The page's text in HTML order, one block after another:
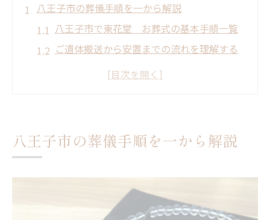
八王子市の葬儀手順を一から解説
八王子市で東花堂 お葬式の基本手順一覧
ご遺体搬送から安置までの流れを理解する
事前相談が安心につながる理由とは
東花堂がお葬式を安心に進める理由
経験豊富なスタッフによる丁寧な進行
八王子市の葬儀手順を一から解説